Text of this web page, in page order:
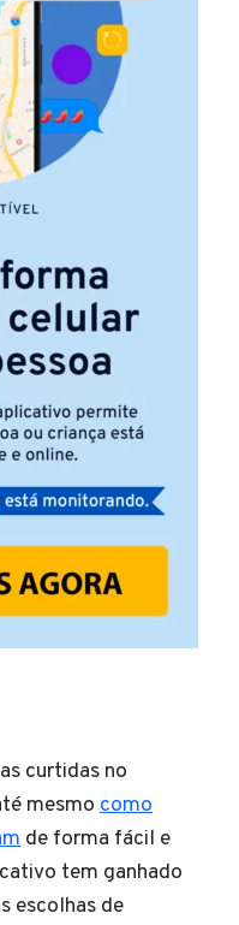
curtidas no
mesmo como
de forma fácil e
tem ganhado
escolhas de